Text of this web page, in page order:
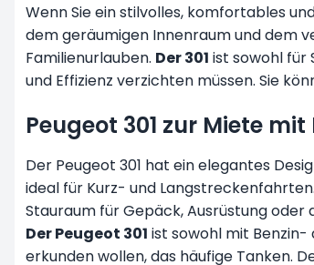
Wenn Sie ein stilvolles, komfortables
dem geräumigen Innenraum und dem
Familienurlauben. Der 301 ist sowohl für
und Effizienz verzichten müssen. Sie
Peugeot 301 zur Miete
Der Peugeot 301 hat ein elegantes
ideal für Kurz- und
Stauraum für Gepäck, Ausrüstung oder
Der Peugeot 301 ist sowohl mit
erkunden wollen, das häufige Tanken.